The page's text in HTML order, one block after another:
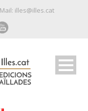
illes@illes.cat